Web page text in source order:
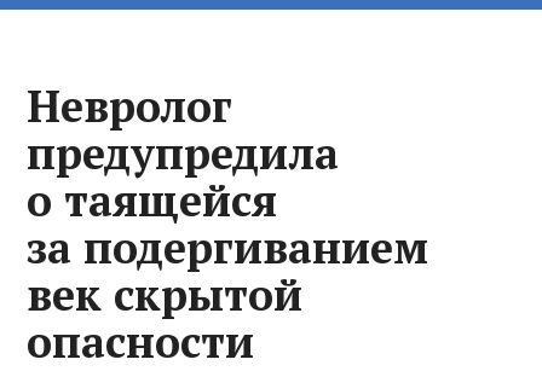
Невролог
предупредила
о таящейся
за подергиванием
век скрытой
опасности